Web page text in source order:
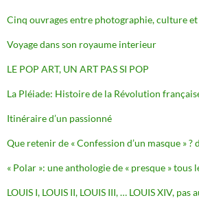
Cinq ouvrages entre photographie, culture et
Voyage dans son royaume interieur
LE POP ART, UN ART PAS SI POP
La Pléiade: Histoire de la Révolution
Itinéraire d’un passionné
Que retenir de « Confession d’un masque » ?
« Polar »: une anthologie de « presque » tous
LOUIS I, LOUIS II, LOUIS III, … LOUIS XIV, pas